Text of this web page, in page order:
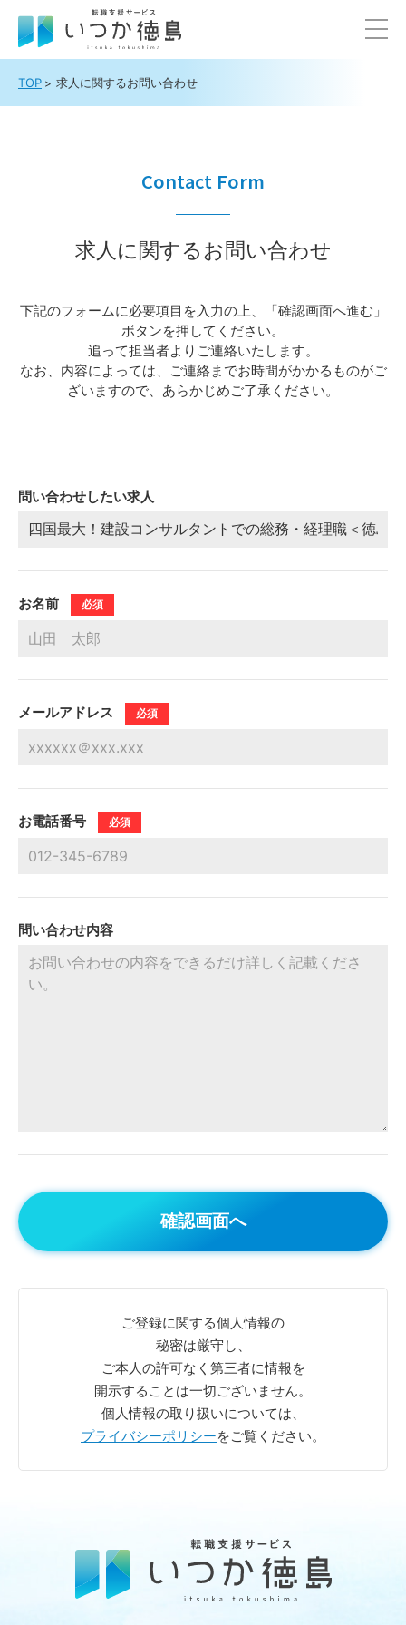
TOP 求人に関するお問い合わせ
Contact Form
求人に関するお問い合わせ
下記のフォームに必要項目を入力の上、「確認画面へ進む」
ボタンを押してください。
追って担当者よりご連絡いたします。
なお、内容によっては、ご連絡までお時間がかかるものがご
ざいますので、あらかじめご了承ください。
問い合わせしたい求人
お名前 必須
メールアドレス 必須
お電話番号 必須
問い合わせ内容
ご登録に関する個人情報の
秘密は厳守し、
ご本人の許可なく第三者に情報を
開示することは一切ございません。
個人情報の取り扱いについては、
プライバシーポリシーをご覧ください。